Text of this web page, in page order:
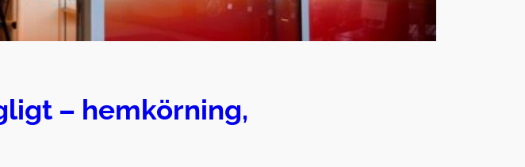
– hemkörning,